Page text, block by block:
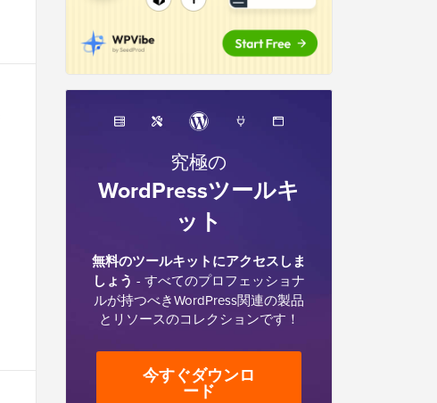
究極の
WordPressツールキ
ット
無料のツールキットにアクセスしま
しょう - すべてのプロフェッショナ
ルが持つべきWordPress関連の製品
とリソースのコレクションです！
今すぐダウンロ
ード